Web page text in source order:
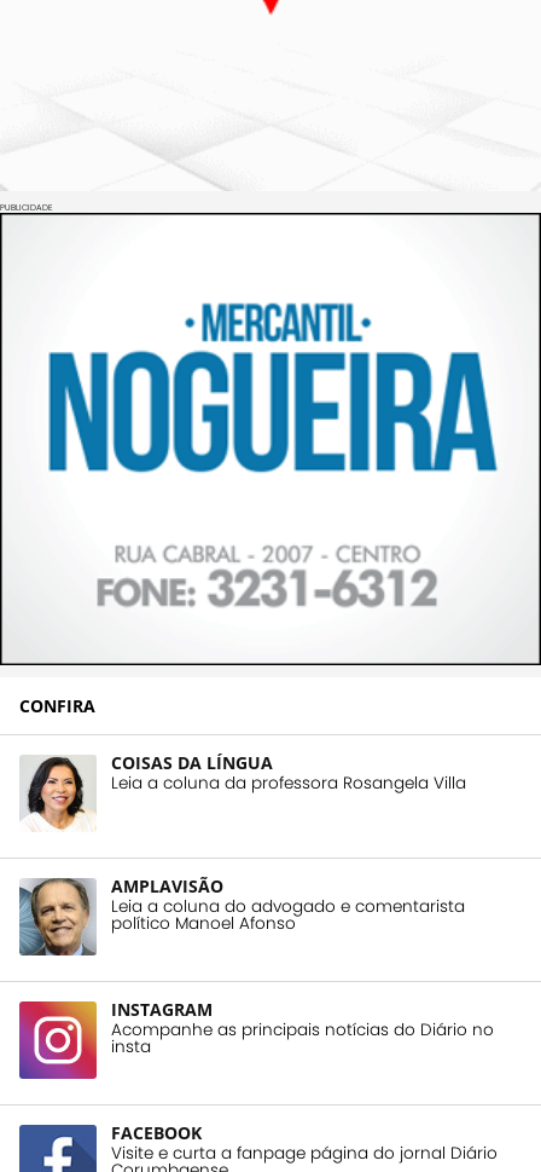
PUBLICIDADE
CONFIRA
COISAS DA LÍNGUA
Leia a coluna da professora Rosangela Villa
AMPLAVISÃO
Leia a coluna do advogado e comentarista
político Manoel Afonso
INSTAGRAM
Acompanhe as principais notícias do Diário no
insta
FACEBOOK
Visite e curta a fanpage página do jornal Diário